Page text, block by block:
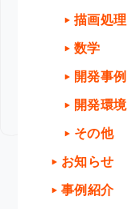
描画処理
数学
開発事例
開発環境
その他
お知らせ
事例紹介